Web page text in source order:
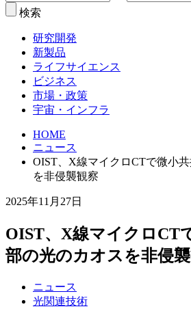
検索
研究開発
新製品
ライフサイエンス
ビジネス
市場・政策
宇宙・インフラ
HOME
ニュース
OIST、X線マイクロCTで微小
を非侵襲観察
2025年11月27日
OIST、X線マイクロCT
部の光のカオスを非侵
ニュース
光関連技術